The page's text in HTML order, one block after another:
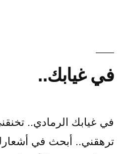
في غيابك..
في غيابك الرمادي..
ترهقني.. أبحث في